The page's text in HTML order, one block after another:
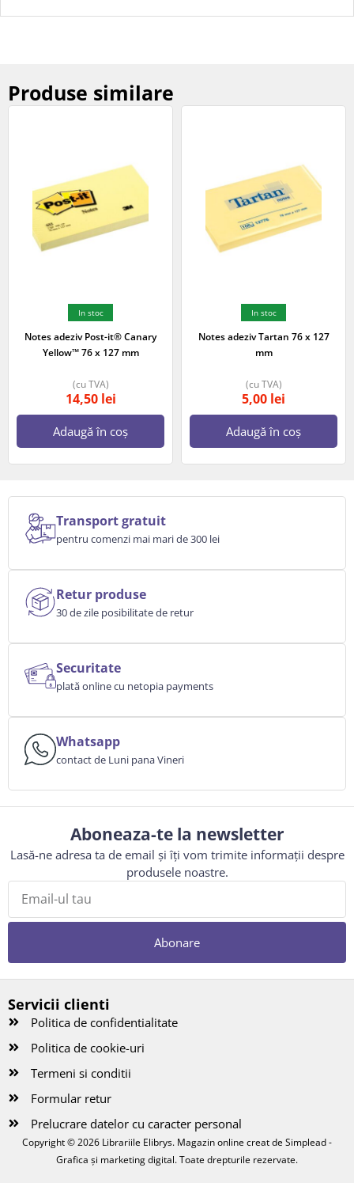
Produse similare
In stoc
Notes adeziv Post-it® Canary
Yellow™ 76 x 127 mm
14,50 lei
(cu TVA)
Adaugă în coș
In stoc
Notes adeziv Tartan 76 x 127
mm
5,00 lei
(cu TVA)
Adaugă în coș
Transport gratuit
pentru comenzi mai mari de 300 lei
Retur produse
30 de zile posibilitate de retur
Securitate
plată online cu netopia payments
Whatsapp
contact de Luni pana Vineri
Aboneaza-te la newsletter
Lasă-ne adresa ta de email și îți vom trimite informații despre
produsele noastre.
Abonare
Servicii clienti
Politica de confidentialitate
Politica de cookie-uri
Termeni si conditii
Formular retur
Prelucrare datelor cu caracter personal
Copyright © 2026 Librariile Elibrys. Magazin online creat de Simplead -
Grafica și marketing digital. Toate drepturile rezervate.